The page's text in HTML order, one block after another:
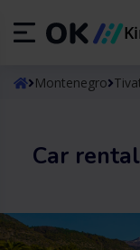
ESEspañol
DEDeutsch
ITItaliano
Montenegro
Car